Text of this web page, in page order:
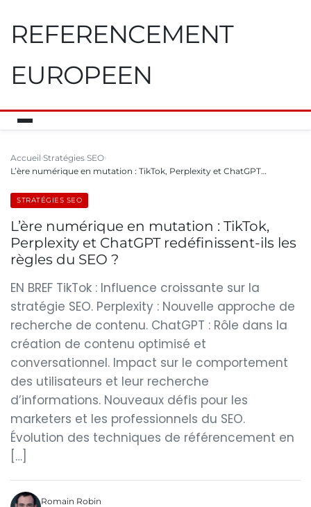
REFERENCEMENT
EUROPEEN
Accueil Stratégies SEO
L’ère numérique en mutation : TikTok, Perplexity et ChatGPT…
STRATÉGIES SEO
L’ère numérique en mutation : TikTok,
Perplexity et ChatGPT redéfinissent-ils les
règles du SEO ?
EN BREF TikTok : Influence croissante sur la
stratégie SEO. Perplexity : Nouvelle approche de
recherche de contenu. ChatGPT : Rôle dans la
création de contenu optimisé et
conversationnel. Impact sur le comportement
des utilisateurs et leur recherche
d’informations. Nouveaux défis pour les
marketers et les professionnels du SEO.
Évolution des techniques de référencement en
[…]
Romain Robin